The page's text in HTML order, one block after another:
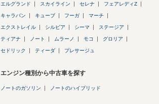
エルグランド スカイライン セレナ フェアレディZ
キャラバン キューブ フーガ マーチ
エクストレイル シルビア シーマ ステージア
ティアナ ノート ムラーノ モコ グロリア
セドリック ティーダ プレサージュ
エンジン種別から中古車を探す
ノートのガソリン ノートのハイブリッド